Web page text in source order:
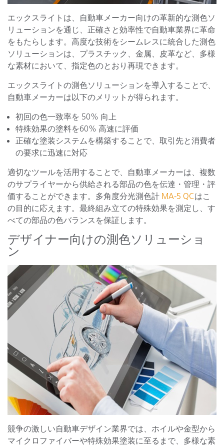
エックスライトは、自動車メーカー向けの革新的な測色ソ
リューションを通じ、正確さと効率性で自動車業界に革命
をもたらします。高度な技術をシームレスに統合した測色
ソリューションは、プラスチック、金属、皮革など、多様
な素材において、指定色のとおり再現できます。
エックスライトの測色ソリューションを導入することで、
自動車メーカーは以下のメリットが得られます。
初回の色一致率を 50% 向上
特殊効果の塗料を60% 高速に評価
正確な塗装システムを構築することで、取引先と消費者
の要求に迅速に対応
適切なツールを活用することで、自動車メーカーは、複数
のサプライヤーから供給される部品の色を伝達・管理・評
価することができます。多角度分光測色計 MA-5 QCはこ
の目的に応えます。最終組み立ての特殊効果を測定し、す
べての部品の色バランスを保証します。
デザイナー向けの測色ソリューショ
ン
競争の激しい自動車デザイン業界では、ホイルや金型から
マイクロファイバーや特殊効果塗装に至るまで、多様な素